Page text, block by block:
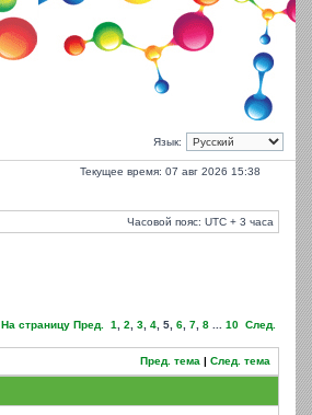
Язык:
Текущее время: 07 авг 2026 15:38
Часовой пояс: UTC + 3 часа
На страницу Пред. 1 2 3 4 5 6 7 8 10 След.
Пред. тема | След. тема